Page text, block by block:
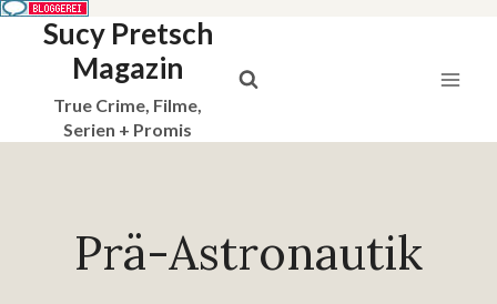
Sucy Pretsch
Magazin
True Crime, Filme,
Serien + Promis
Prä-Astronautik